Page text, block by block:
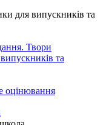
для випускників та
Твори
та
оцінювання